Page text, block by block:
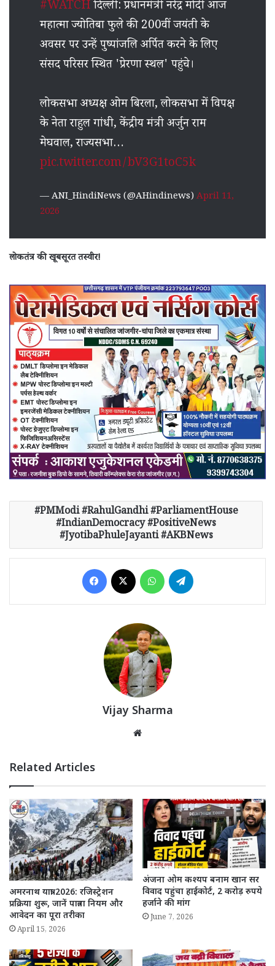
#WATCHदिल्ली: प्रधानमंत्री नरेंद्र मोदी आज
महात्मा ज्योतिबा फुले की 200वीं जयंती के
अवसर पर उन्हें पुष्पांजलि अर्पित करने के लिए
संसद परिसर स्थित 'प्रेरणा स्थल' पहुंचे।
लोकसभा अध्यक्ष ओम बिरला, लोकसभा में विपक्ष
के नेता राहुल गांधी, केंद्रीय मंत्री अर्जुन राम
मेघवाल, राज्यसभा…
pic.twitter.com/bV3G1toC5k
— ANI_HindiNews (@AHindinews)April 11,
2026
लोकतंत्र की खूबसूरत तस्वीर!
PMModi #RahulGandhi #ParliamentHouse
#IndianDemocracy #PositiveNews
#JyotibaPhuleJayanti #AKBNews
Facebook WhatsApp
Vijay Sharma
Related Articles
अमरनाथ यात्रा 2026: रजिस्ट्रेशन
प्रक्रिया शुरू, जानें पात्रता नियम और
आवेदन का पूरा तरीका
April 15, 2026
अंजना ओम कश्यप बनाम खान सर
विवाद पहुंचा हाईकोर्ट, 2 करोड़ रुपये
हर्जाने की मांग
June 7, 2026